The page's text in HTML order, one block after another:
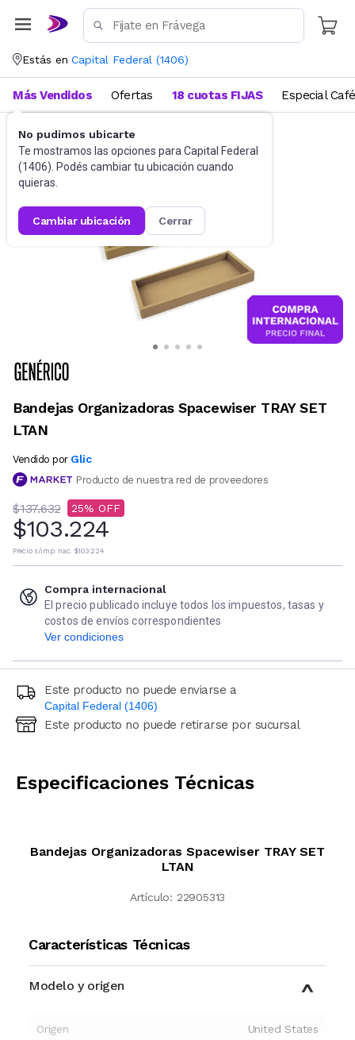
Estás en Capital Federal (1406)
No pudimos ubicarte
Te mostramos las opciones para Capital Federal
(1406). Podés cambiar tu ubicación cuando
quieras.
cambiar ubicación cerrar
Más Vendidos Ofertas 18 cuotas FIJAS Especial Café
Hogar
Bandejas Organizadoras Spacewiser TRAY SET
LTAN
Vendido por Glic
Producto de nuestra red de proveedores
$137.632 25
$103.224
Precio s/imp. nac. $103.224
Compra internacional
El precio publicado incluye todos los impuestos, tasas y
costos de envíos correspondientes
Ver condiciones
Este producto no puede enviarse a
Capital Federal (1406)
Ingresá código postal (sólo números)
Este producto no puede retirarse por sucursal
Especificaciones Técnicas
Bandejas Organizadoras Spacewiser TRAY SET
LTAN
Artículo: 22905313
Características Técnicas
Modelo y origen
Origen United States